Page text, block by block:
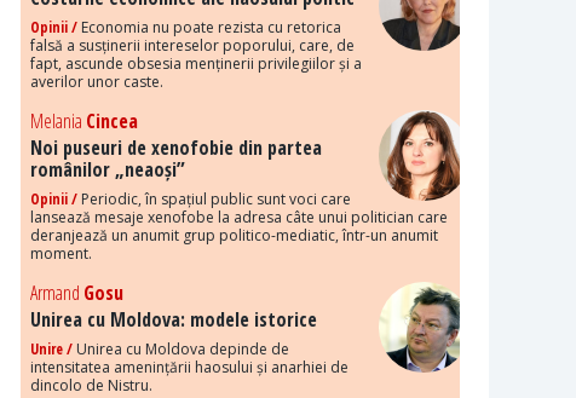
Opinii / Economia nu poate rezista cu retorica
falsă a susținerii intereselor poporului, care, de
fapt, ascunde obsesia menținerii privilegiilor și a
averilor unor caste.
Melania Cincea
Noi puseuri de xenofobie din partea
românilor „neaoși”
Opinii / Periodic, în spațiul public sunt voci care
lansează mesaje xenofobe la adresa câte unui politician care
deranjează un anumit grup politico-mediatic, într-un anumit
moment.
Armand Gosu
Unirea cu Moldova: modele istorice
Unire / Unirea cu Moldova depinde de
intensitatea amenințării haosului și anarhiei de
dincolo de Nistru.